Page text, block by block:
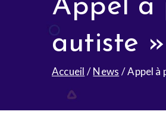
Appel à
autiste »
Accueil News Appel à